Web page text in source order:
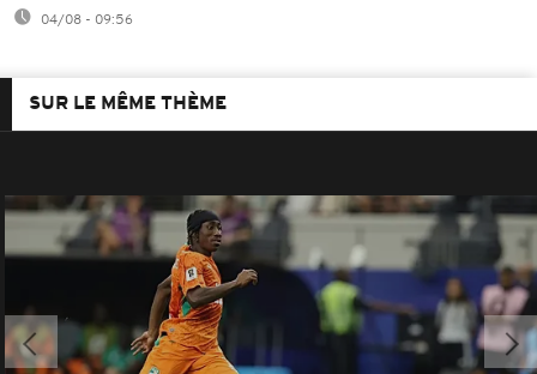
04/08 - 09:56
SUR LE MÊME THÈME